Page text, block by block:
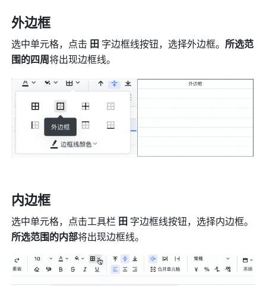
外边框
选中单元格，点击 田 字边框线按钮，选择外边框。所选范
围的四周将出现边框线。
内边框
选中单元格，点击工具栏 田 字边框线按钮，选择内边框。
所选范围的内部将出现边框线。